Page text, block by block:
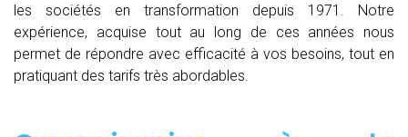
les sociétés en transformation depuis 1971. Notre
expérience, acquise tout au long de ces années nous
permet de répondre avec efficacité à vos besoins, tout en
pratiquant des tarifs très abordables.